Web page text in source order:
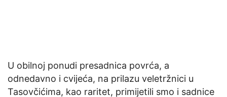
U obilnoj ponudi presadnica povrća, a
odnedavno i cvijeća, na prilazu veletržnici u
Tasovčićima, kao raritet, primijetili smo i sadnice